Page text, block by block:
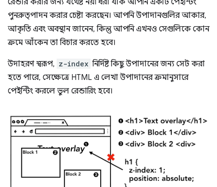
পুনরুত্পাদন করার চেষ্টা করছেন। আপনি উপাদানগুলির আকার,
আকৃতি এবং অবস্থান জানেন, কিন্তু আপনি এখনও সেগুলিকে কোন
ক্রমে আঁকেন তা বিচার করতে হবে।
উদাহরণ স্বরূপ, z-index নির্দিষ্ট কিছু উপাদানের জন্য সেট করা
হতে পারে, সেক্ষেত্রে HTML এ লেখা উপাদানের ক্রমানুসারে
পেইন্টিং করলে ভুল রেন্ডারিং হবে।